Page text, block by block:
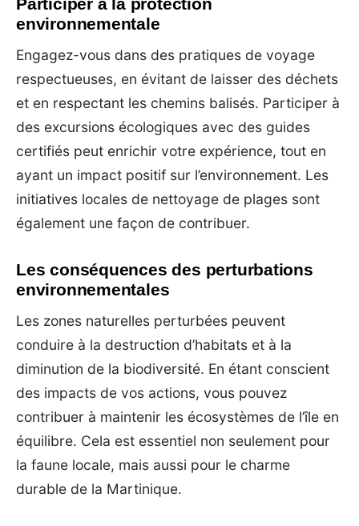
environnementale
Engagez-vous dans des pratiques de voyage
respectueuses, en évitant de laisser des déchets
et en respectant les chemins balisés. Participer à
des excursions écologiques avec des guides
certifiés peut enrichir votre expérience, tout en
ayant un impact positif sur l’environnement. Les
initiatives locales de nettoyage de plages sont
également une façon de contribuer.
Les conséquences des perturbations
environnementales
Les zones naturelles perturbées peuvent
conduire à la destruction d’habitats et à la
diminution de la biodiversité. En étant conscient
des impacts de vos actions, vous pouvez
contribuer à maintenir les écosystèmes de l’île en
équilibre. Cela est essentiel non seulement pour
la faune locale, mais aussi pour le charme
durable de la Martinique.